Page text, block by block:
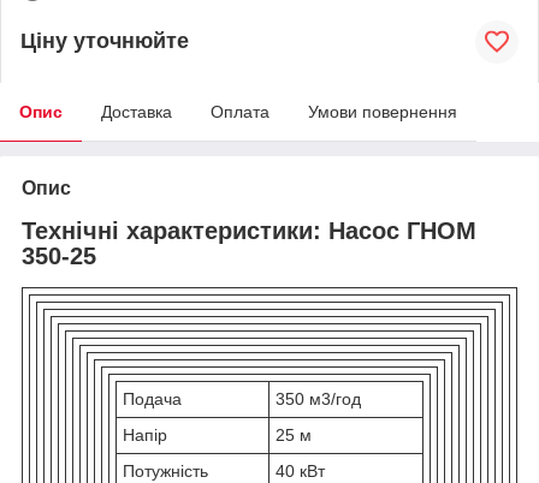
Ціну уточнюйте
Опис Доставка Оплата Умови повернення
Опис
Технічні характеристики: Насос ГНОМ
350-25
Подача
350 м3/год
Напір
25 м
Потужність
40 кВт